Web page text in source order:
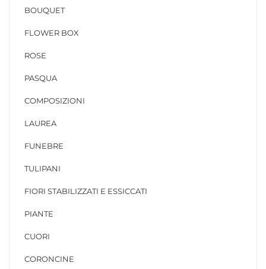
BOUQUET
FLOWER BOX
ROSE
PASQUA
COMPOSIZIONI
LAUREA
FUNEBRE
TULIPANI
FIORI STABILIZZATI E ESSICCATI
PIANTE
CUORI
CORONCINE